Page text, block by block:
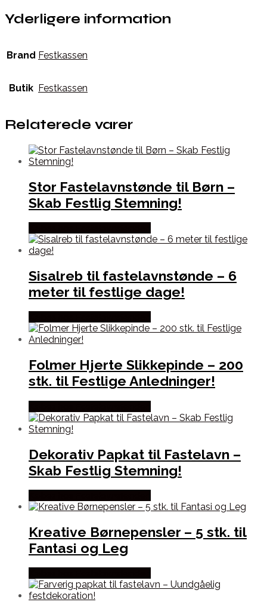
Yderligere information
Brand Festkassen
Butik Festkassen
Relaterede varer
Stor Fastelavnstønde til Børn –
Skab Festlig Stemning!
Sisalreb til fastelavnstønde – 6
meter til festlige dage!
Folmer Hjerte Slikkepinde – 200
stk. til Festlige Anledninger!
Dekorativ Papkat til Fastelavn –
Skab Festlig Stemning!
Kreative Børnepensler – 5 stk. til
Fantasi og Leg